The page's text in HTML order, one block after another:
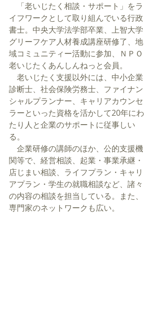
「老いじたく相談・サポート」をラ
イフワークとして取り組んでいる行政
書士。中央大学法学部卒業、上智大学
グリーフケア人材養成講座研修了、地
域コミュニティー活動に参加、ＮＰＯ
老いじたくあんしんねっと会員。
老いじたく支援以外には、中小企業
診断士、社会保険労務士、ファイナン
シャルプランナー、キャリアカウンセ
ラーといった資格を活かして20年にわ
たり人と企業のサポートに従事しい
る。
企業研修の講師のほか、公的支援機
関等で、経営相談、起業・事業承継・
店じまい相談、ライフプラン・キャリ
アプラン・学生の就職相談など、諸々
の内容の相談を担当している。また、
専門家のネットワークも広い。